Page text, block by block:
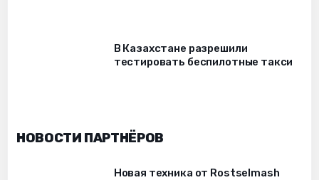
В Казахстане разрешили
тестировать беспилотные такси
НОВОСТИ ПАРТНЁРОВ
Новая техника от Rostselmash